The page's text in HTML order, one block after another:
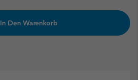
In Den Warenkorb